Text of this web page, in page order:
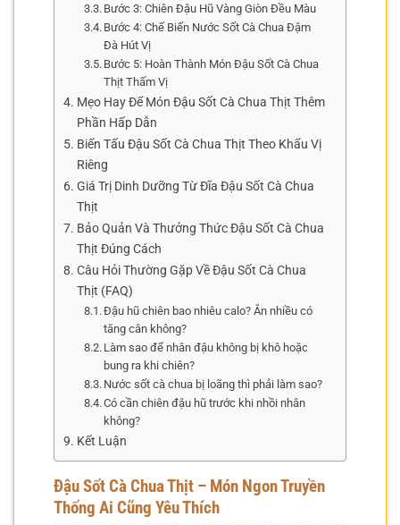
Bước 3: Chiên Đậu Hũ Vàng Giòn Đều Màu
Bước 4: Chế Biến Nước Sốt Cà Chua Đậm
Đà Hút Vị
Bước 5: Hoàn Thành Món Đậu Sốt Cà Chua
Thịt Thấm Vị
Mẹo Hay Để Món Đậu Sốt Cà Chua Thịt Thêm
Phần Hấp Dẫn
Biến Tấu Đậu Sốt Cà Chua Thịt Theo Khẩu Vị
Riêng
Giá Trị Dinh Dưỡng Từ Đĩa Đậu Sốt Cà Chua
Thịt
Bảo Quản Và Thưởng Thức Đậu Sốt Cà Chua
Thịt Đúng Cách
Câu Hỏi Thường Gặp Về Đậu Sốt Cà Chua
Thịt (FAQ)
Đậu hũ chiên bao nhiêu calo? Ăn nhiều có
tăng cân không?
Làm sao để nhân đậu không bị khô hoặc
bung ra khi chiên?
Nước sốt cà chua bị loãng thì phải làm sao?
Có cần chiên đậu hũ trước khi nhồi nhân
không?
Kết Luận
Đậu Sốt Cà Chua Thịt – Món Ngon Truyền
Thống Ai Cũng Yêu Thích